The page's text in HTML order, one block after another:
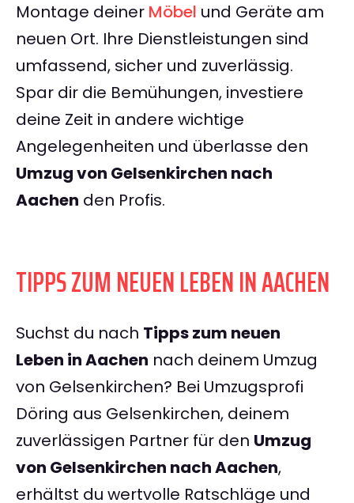
Montage deiner Möbel und Geräte am
neuen Ort. Ihre Dienstleistungen sind
umfassend, sicher und zuverlässig.
Spar dir die Bemühungen, investiere
deine Zeit in andere wichtige
Angelegenheiten und überlasse den
Umzug von Gelsenkirchen nach
Aachen den Profis.
TIPPS ZUM NEUEN LEBEN IN AACHEN
Suchst du nach Tipps zum neuen
Leben in Aachen nach deinem Umzug
von Gelsenkirchen? Bei Umzugsprofi
Döring aus Gelsenkirchen, deinem
zuverlässigen Partner für den Umzug
von Gelsenkirchen nach Aachen,
erhältst du wertvolle Ratschläge und